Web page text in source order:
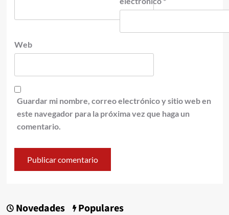
Web
Guardar mi nombre, correo electrónico y sitio web en
este navegador para la próxima vez que haga un
comentario.
Novedades Populares